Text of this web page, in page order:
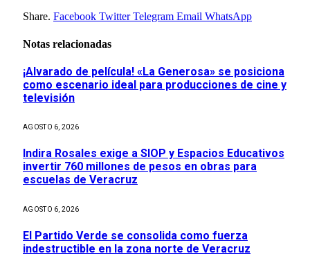
Share. Facebook Twitter Telegram Email WhatsApp
Notas relacionadas
¡Alvarado de película! «La Generosa» se posiciona
como escenario ideal para producciones de cine y
televisión
AGOSTO 6, 2026
Indira Rosales exige a SIOP y Espacios Educativos
invertir 760 millones de pesos en obras para
escuelas de Veracruz
AGOSTO 6, 2026
El Partido Verde se consolida como fuerza
indestructible en la zona norte de Veracruz